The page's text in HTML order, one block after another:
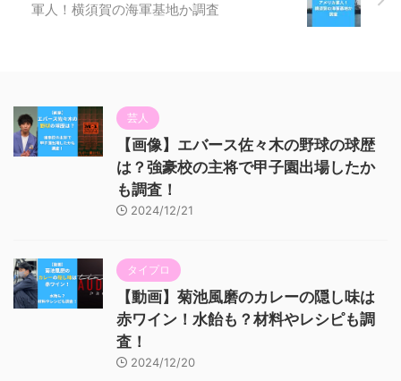
軍人！横須賀の海軍基地か調査
芸人
【画像】エバース佐々木の野球の球歴
は？強豪校の主将で甲子園出場したか
も調査！
2024/12/21
タイプロ
【動画】菊池風磨のカレーの隠し味は
赤ワイン！水飴も？材料やレシピも調
査！
2024/12/20